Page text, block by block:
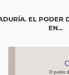
EL PODER
EN...